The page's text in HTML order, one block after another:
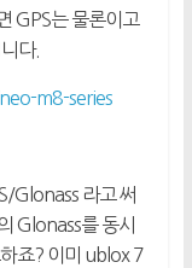
GPS는 물론이고
다.
m8-series
Glonass 라고 써
Glonass를 동시
죠? 이미 ublox 7